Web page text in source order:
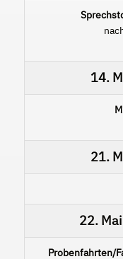
14.
21.
22.
Probenfahrten/